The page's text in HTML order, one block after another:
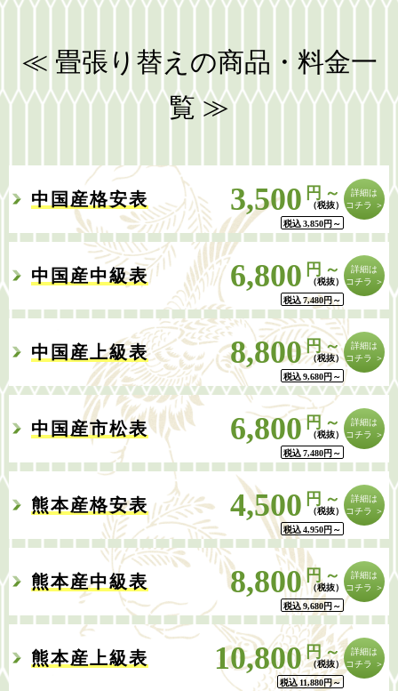
≪ 畳張り替えの商品・料金一
覧 ≫
中国産格安表 3,500 円～
税込3,850円 ～
詳細は
コチラ ＞
中国産中級表 6,800 円～
税込7,480円～
詳細は
コチラ ＞
中国産上級表 8,800円～
税込9,680円 ～
詳細は
コチラ ＞
中国産市松表 6,800円～
税込7,480円 ～
詳細は
コチラ ＞
熊本産格安表 4,500 円～
税込4,950円 ～
詳細は
コチラ ＞
熊本産中級表 8,800 円～
税込9,680円 ～
詳細は
コチラ ＞
熊本産上級表 10,800円～
税込11,880円～
詳細は
コチラ ＞